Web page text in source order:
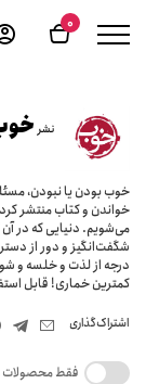
0
نشر
خوب بودن یا نبودن،
خواندن و کتاب منتشر
می‌شویم. دنیایی که در
شگفت‌انگیز و دور از
درجه از لذت و خلسه و
کمترین خماری! قابل
اشتراک‌گذاری
فقط